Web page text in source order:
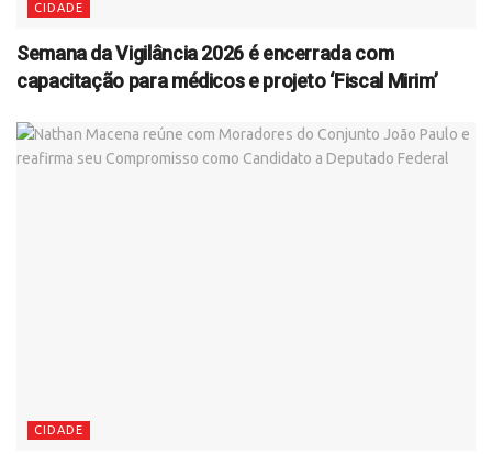
CIDADE
Semana da Vigilância 2026 é encerrada com
capacitação para médicos e projeto ‘Fiscal Mirim’
CIDADE